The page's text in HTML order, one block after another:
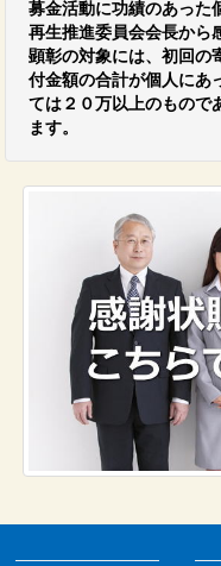
募金活動に功績のあった
再生推進委員会会長から
顕彰の対象には、初回の
付金額の合計が個人にあ
ては２０万以上のもので
ます。